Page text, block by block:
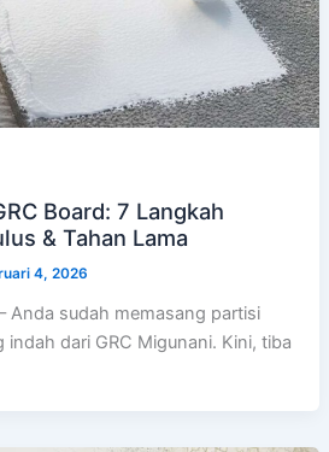
Board: 7 Langkah
& Tahan Lama
4, 2026
Anda sudah memasang partisi
indah dari GRC Migunani. Kini, tiba